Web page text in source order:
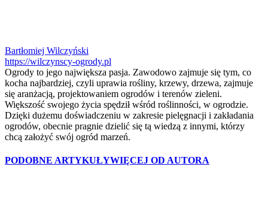
Bartłomiej Wilczyński
https://wilczynscy-ogrody.pl
Ogrody to jego największa pasja. Zawodowo zajmuje się tym, co
kocha najbardziej, czyli uprawia rośliny, krzewy, drzewa, zajmuje
się aranżacją, projektowaniem ogrodów i terenów zieleni.
Większość swojego życia spędził wśród roślinności, w ogrodzie.
Dzięki dużemu doświadczeniu w zakresie pielęgnacji i zakładania
ogrodów, obecnie pragnie dzielić się tą wiedzą z innymi, którzy
chcą założyć swój ogród marzeń.
PODOBNE ARTYKUŁYWIĘCEJ OD AUTORA